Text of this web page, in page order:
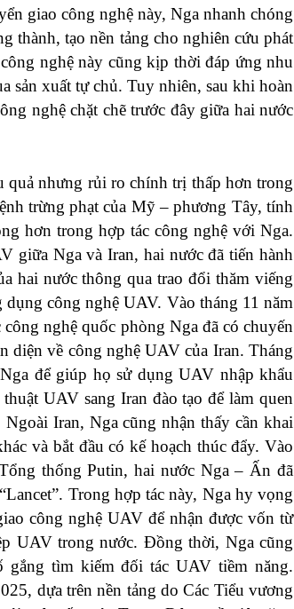
giao công nghệ này, Nga nhanh chóng
thành, tạo nền tảng cho nghiên cứu phát
nghệ này cũng kịp thời đáp ứng nhu
sản xuất tự chủ. Tuy nhiên, sau khi hoàn
nghệ chặt chẽ trước đây giữa hai nước
quả nhưng rủi ro chính trị thấp hơn trong
trừng phạt của Mỹ – phương Tây, tính
hơn trong hợp tác công nghệ với Nga.
giữa Nga và Iran, hai nước đã tiến hành
hai nước thông qua trao đổi thăm viếng
công nghệ UAV. Vào tháng 11 năm
nghệ quốc phòng Nga đã có chuyến
diện về công nghệ UAV của Iran. Tháng
để giúp họ sử dụng UAV nhập khẩu
UAV sang Iran đào tạo để làm quen
Iran, Nga cũng nhận thấy cần khai
và bắt đầu có kế hoạch thúc đẩy. Vào
thống Putin, hai nước Nga – Ấn đã
Trong hợp tác này, Nga hy vọng
công nghệ UAV để nhận được vốn từ
UAV trong nước. Đồng thời, Nga cũng
gắng tìm kiếm đối tác UAV tiềm năng.
dựa trên nền tảng do Các Tiểu vương